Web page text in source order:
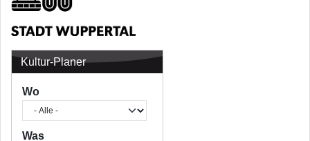
Kultur-Planer
Wo
Was